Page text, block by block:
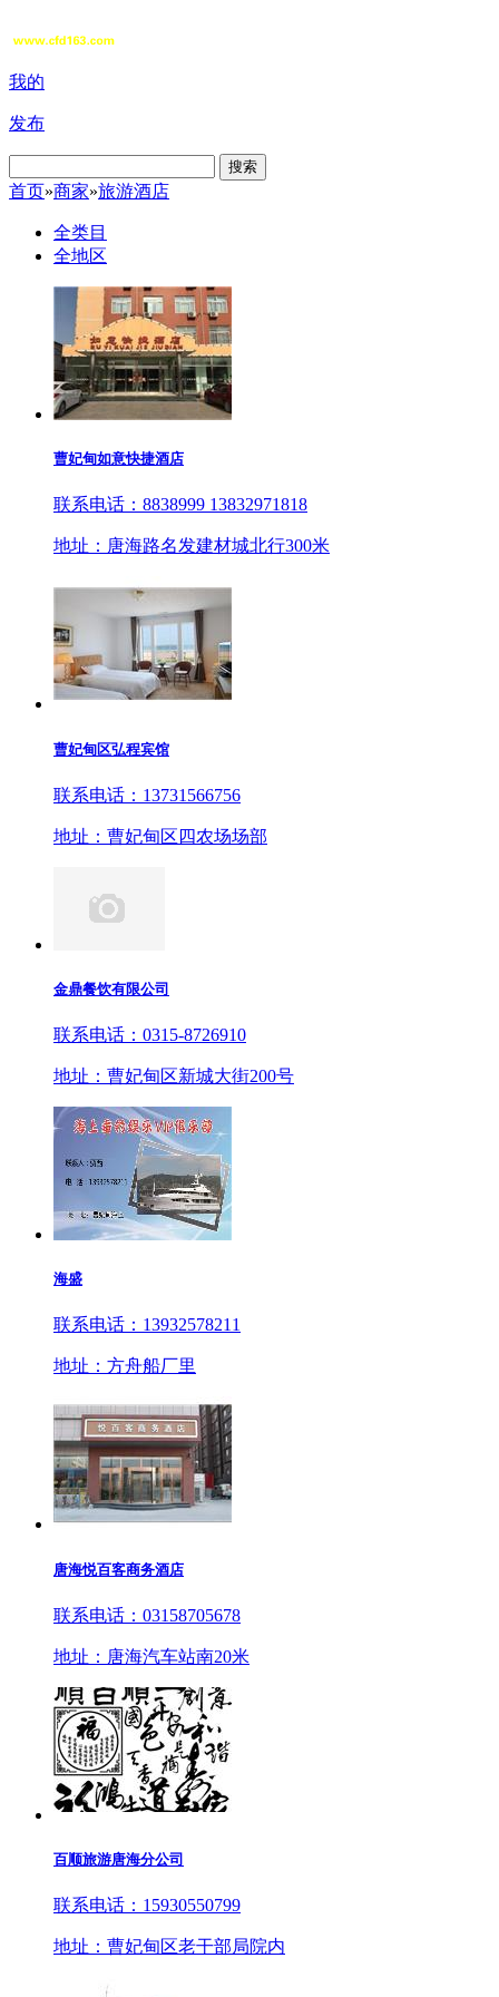
我的
发布
搜索
首页»商家»旅游酒店
全类目
全地区
曹妃甸如意快捷酒店
联系电话：8838999 13832971818
地址：唐海路名发建材城北行300米
曹妃甸区弘程宾馆
联系电话：13731566756
地址：曹妃甸区四农场场部
金鼎餐饮有限公司
联系电话：0315-8726910
地址：曹妃甸区新城大街200号
海盛
联系电话：13932578211
地址：方舟船厂里
唐海悦百客商务酒店
联系电话：03158705678
地址：唐海汽车站南20米
百顺旅游唐海分公司
联系电话：15930550799
地址：曹妃甸区老干部局院内